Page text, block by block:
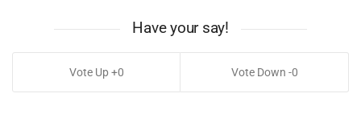
Have your say!
0 0